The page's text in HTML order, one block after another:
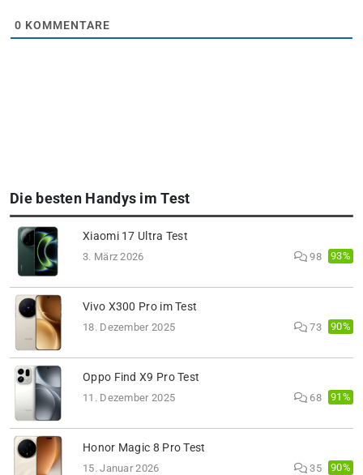
0 KOMMENTARE
Die besten Handys im Test
Xiaomi 17 Ultra Test
3. März 2026 98 93%
Vivo X300 Pro im Test
18. Dezember 2025 73 90%
Oppo Find X9 Pro Test
11. Dezember 2025 68 91%
Honor Magic 8 Pro Test
15. Januar 2026 35 90%